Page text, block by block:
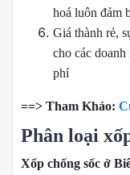
hoá luôn đảm
Giá thành rẻ,
cho các
phí
==> Tham Khảo:
Phân loại
Xốp chống sốc ở